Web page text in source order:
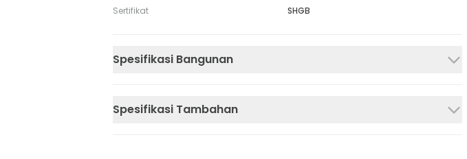
Sertifikat SHGB
Spesifikasi Bangunan
Spesifikasi Tambahan